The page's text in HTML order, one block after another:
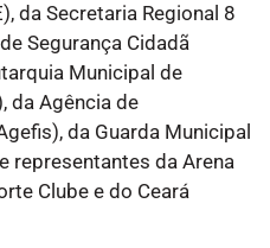
da Secretaria Regional 8
Segurança Cidadã
Municipal de
da Agência de
da Guarda Municipal
representantes da Arena
Clube e do Ceará